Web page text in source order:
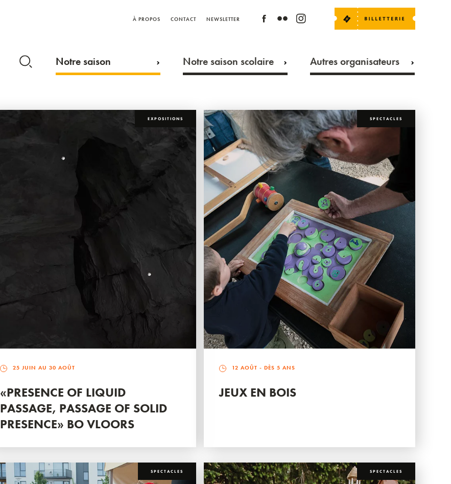
À PROPOS CONTACT NEWSLETTER
Notre saison Notre saison scolaire Autres organisateurs
EXPOSITIONS
25 JUIN AU 30 AOÛT
«PRESENCE OF LIQUID
PASSAGE, PASSAGE OF SOLID
PRESENCE» BO VLOORS
SPECTACLES
12 AOÛT - DÈS 5 ANS
JEUX EN BOIS
SPECTACLES SPECTACLES